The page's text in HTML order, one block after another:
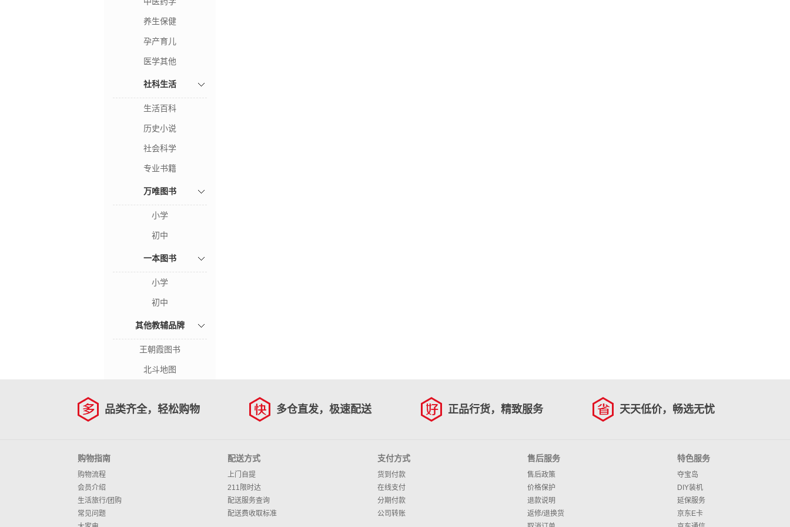
养生保健
孕产育儿
医学其他
社科生活
生活百科
历史小说
社会科学
专业书籍
万唯图书
小学
初中
一本图书
小学
初中
其他教辅品牌
王朝霞图书
北斗地图
品类齐全，轻松购物 多仓直发，极速配送 正品行货，精致服务 天天低价，畅选无忧
购物指南
购物流程
会员介绍
生活旅行/团购
常见问题
配送方式
上门自提
211限时达
配送服务查询
配送费收取标准
支付方式
货到付款
在线支付
分期付款
公司转账
售后服务
售后政策
价格保护
退款说明
返修/退换货
特色服务
夺宝岛
DIY装机
延保服务
京东E卡